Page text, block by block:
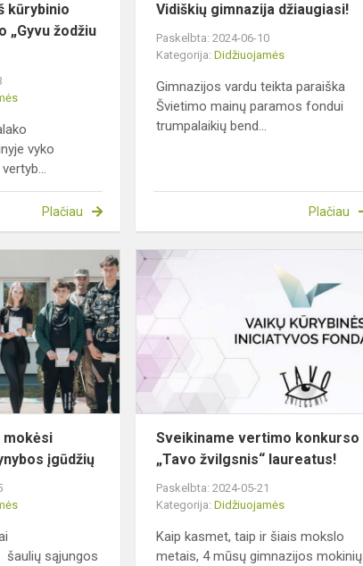
kūrybinio
„Gyvu žodžiu
vyko
Plačiau
Vidiškių gimnazija džiaugiasi!
Paskelbta: 2024-06-10
Kategorija:Didžiuojamės
Gimnazijos vardu teikta paraiška
Švietimo mainų paramos fondui
trumpalaikių bend...
Plačiau
I
klasės
mokiniai
mokėsi
pilietiškumo
gynybos
įgūdžių
mokėsi
įgūdžių
sąjungos
Sveikiname vertimo konkurso
„Tavo žvilgsnis“ laureatus!
Paskelbta: 2024-05-21
Kategorija:Didžiuojamės
Kaip kasmet, taip ir šiais mokslo
metais, 4 mūsų gimnazijos mokinių